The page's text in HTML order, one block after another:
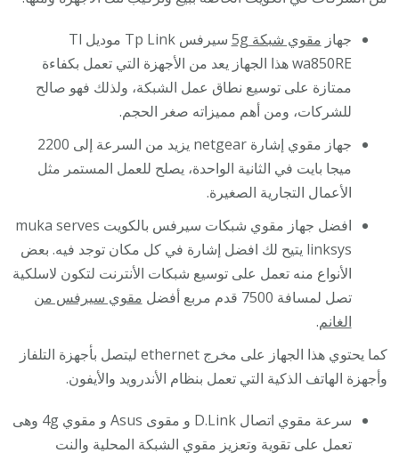
جهاز مقوي شبكة 5g
سيرفس Tp Link موديل Tl
wa850RE هذا الجهاز يعد من الأجهزة التي تعمل بكفاءة
ممتازة على توسيع نطاق عمل الشبكة، ولذلك فهو صالح
للشركات، ومن أهم مميزاته صغر الحجم.
جهاز مقوي إشارة netgear يزيد من السرعة إلى 2200
ميجا بايت في الثانية الواحدة، يصلح للعمل المستمر مثل
الأعمال التجارية الصغيرة.
افضل جهاز مقوي شبكات سيرفس بالكويت muka serves
linksys يتيح لك افضل إشارة في كل مكان توجد فيه. بعض
الأنواع منه تعمل على توسيع شبكات الأنترنت لتكون لاسلكية
تصل لمسافة 7500 قدم مربع أفضل
مقوي سيرفس من
الغانم.
كما يحتوي هذا الجهاز على مخرج ethernet ليتصل بأجهزة التلفاز
وأجهزة الهاتف الذكية التي تعمل بنظام الأندرويد والأيفون.
سرعة مقوي اتصال D.Link و مقوى Asus و مقوي 4g وهى
تعمل على تقوية وتعزيز مقوي الشبكة المحلية والنت